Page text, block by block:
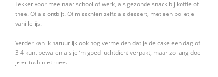
Lekker voor mee naar school of werk, als gezonde snack bij koffie of
thee. Of als ontbijt. Of misschien zelfs als dessert, met een bolletje
vanille-ijs.
Verder kan ik natuurlijk ook nog vermelden dat je de cake een dag of
3-4 kunt bewaren als je ‘m goed luchtdicht verpakt, maar zo lang doe
je er toch niet mee.